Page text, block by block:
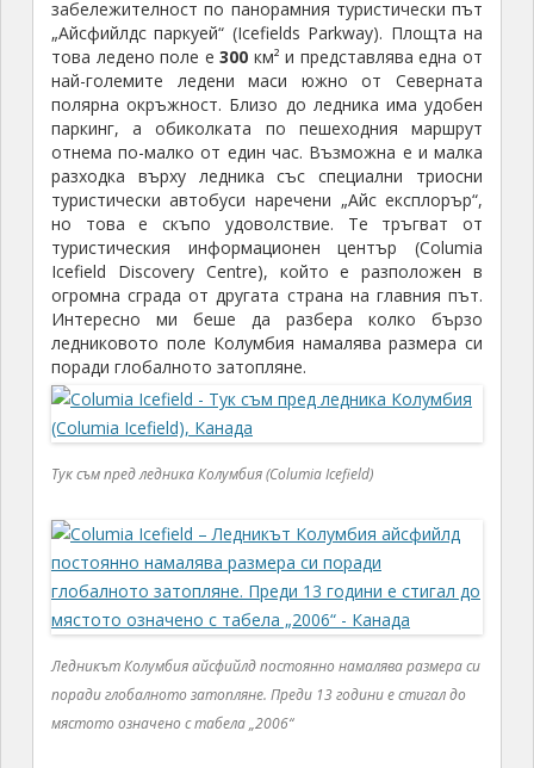
забележителност по панорамния туристически път
„Айсфийлдс паркуей“ (Icefields Parkway). Площта на
това ледено поле е300 км² и представлява една от
най-големите ледени маси южно от Северната
полярна окръжност. Близо до ледника има удобен
паркинг, а обиколката по пешеходния маршрут
отнема по-малко от един час. Възможна е и малка
разходка върху ледника със специални триосни
туристически автобуси наречени „Айс експлорър“,
но това е скъпо удоволствие. Те тръгват от
туристическия информационен център (Columia
Icefield Discovery Centre), който е разположен в
огромна сграда от другата страна на главния път.
Интересно ми беше да разбера колко бързо
ледниковото поле Колумбия намалява размера си
поради глобалното затопляне.
Тук съм пред ледника Колумбия (Columia Icefield)
Ледникът Колумбия айсфийлд постоянно намалява размера си
поради глобалното затопляне. Преди 13 години е стигал до
мястото означено с табела „2006“